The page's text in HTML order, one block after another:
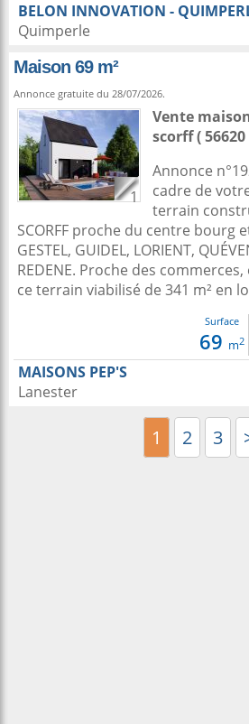
BELON INNOVATION -
Quimperle
Maison 69 m²
Annonce gratuite du 28/07/2026.
1
Vente
scorff(
Annonce
cadre de
terrain
SCORFF proche du centre bourg
GESTEL, GUIDEL, LORIENT,
REDENE. Proche des
ce terrain viabilisé de 341 m² en
Surface
69 m2
MAISONS PEP'S
Lanester
1 2 3